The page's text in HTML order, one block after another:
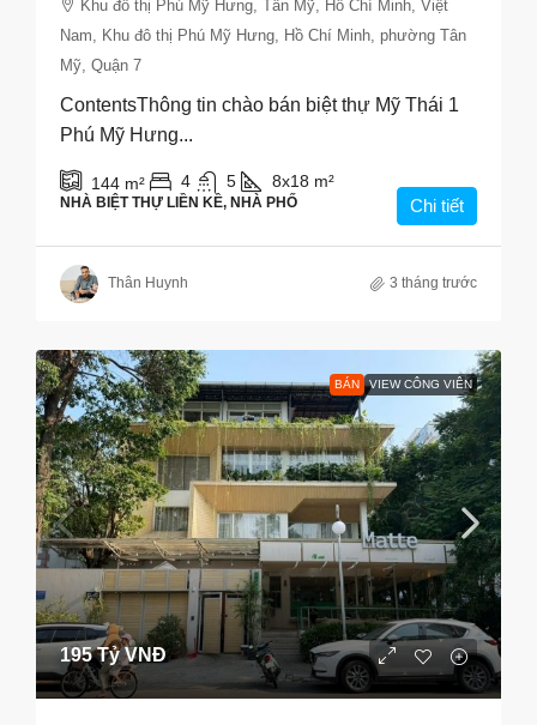
Khu đô thị Phú Mỹ Hưng, Tân Mỹ, Hồ Chí Minh, Việt
Nam, Khu đô thị Phú Mỹ Hưng, Hồ Chí Minh, phường Tân
Mỹ, Quận 7
ContentsThông tin chào bán biệt thự Mỹ Thái 1
Phú Mỹ Hưng...
144 m² 4 5 8x18 m²
NHÀ BIỆT THỰ LIỀN KỀ, NHÀ PHỐ Chi tiết
Thân Huynh 3 tháng trước
BÁN VIEW CÔNG VIÊN
195 Tỷ VNĐ